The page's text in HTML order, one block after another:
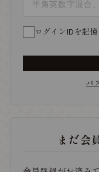
ログインIDを記憶
パ
まだ会